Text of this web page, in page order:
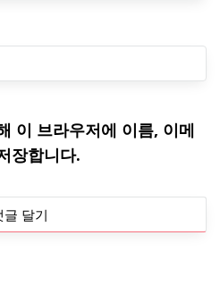
이 브라우저에 이름, 이메
장합니다.